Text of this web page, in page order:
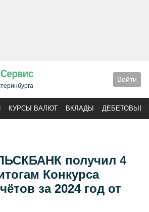
Войти
КУРСЫ ВАЛЮТ ВКЛАДЫ ДЕБЕТОВЫЕ
получил 4
Конкурса
за 2024 год от